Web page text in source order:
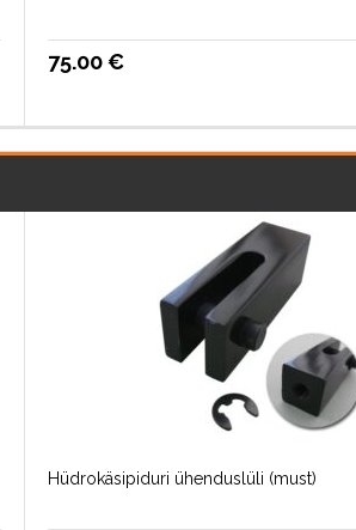
75.00€
Hüdrokäsipiduri ühenduslüli (must)